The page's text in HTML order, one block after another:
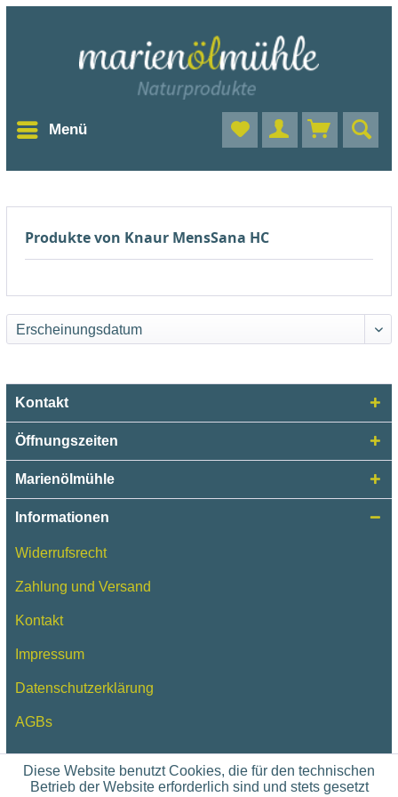
Menü
Produkte von Knaur MensSana HC
Kontakt
Öffnungszeiten
Marienölmühle
Informationen
Widerrufsrecht
Zahlung und Versand
Kontakt
Impressum
Datenschutzerklärung
AGBs
Diese Website benutzt Cookies, die für den technischen
Betrieb der Website erforderlich sind und stets gesetzt